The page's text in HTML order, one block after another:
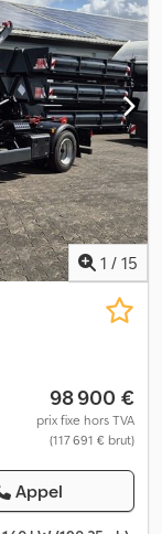
1 / 15
98 900 €
prix fixe hors TVA
(117 691 € brut)
Appel